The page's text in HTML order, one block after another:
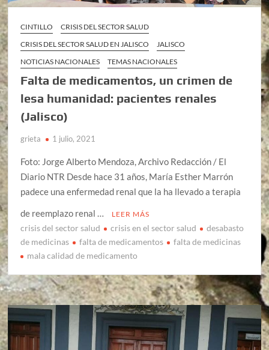
CINTILLO
CRISIS DEL SECTOR SALUD
CRISIS DEL SECTOR SALUD EN JALISCO
JALISCO
NOTICIAS NACIONALES
TEMAS NACIONALES
Falta de medicamentos, un crimen de
lesa humanidad: pacientes renales
(Jalisco)
grieta 1 julio, 2021
Foto: Jorge Alberto Mendoza, Archivo Redacción / El
Diario NTR Desde hace 31 años, María Esther Marrón
padece una enfermedad renal que la ha llevado a terapia
de reemplazo renal …
LEER MÁS
crisis del sector salud crisis en el sector salud
desabasto
de medicinas
falta de medicamentos
falta de medicinas
mala calidad de medicamento